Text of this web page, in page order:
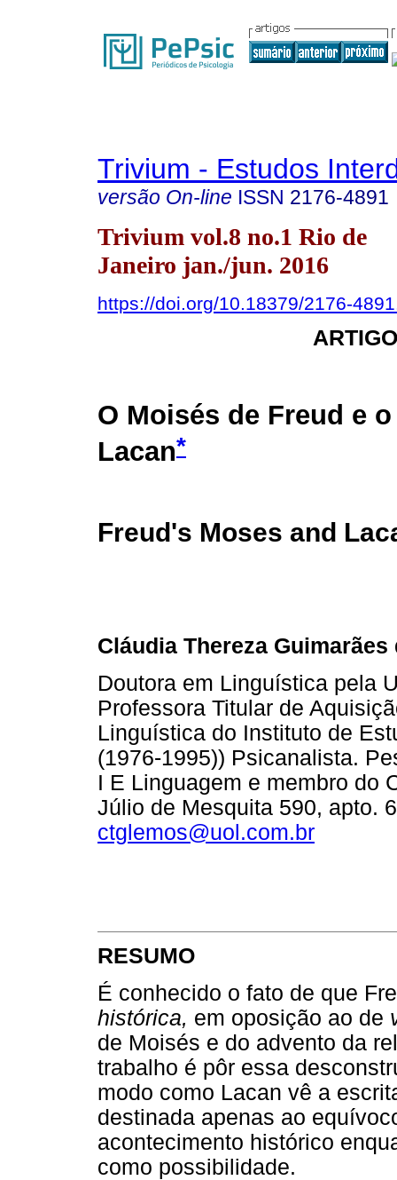
Trivium - Estudos
versão On-line ISSN 2176-4891
Trivium vol.8 no.1 Rio de
Janeiro jan./jun. 2016
https://doi.org/10.18379/2176-
O Moisés de Freud e
Lacan*
Freud's Moses and
Cláudia Thereza Guimarães
Doutora em Linguística pela
Professora Titular de
Linguística do Instituto de
(1976-1995)) Psicanalista.
I E Linguagem e membro do
Júlio de Mesquita 590, apto.
ctglemos@uol.com.br
RESUMO
É conhecido o fato de que
histórica, em oposição ao de
de Moisés e do advento da
trabalho é pôr essa
modo como Lacan vê a
destinada apenas ao
acontecimento histórico
como possibilidade.